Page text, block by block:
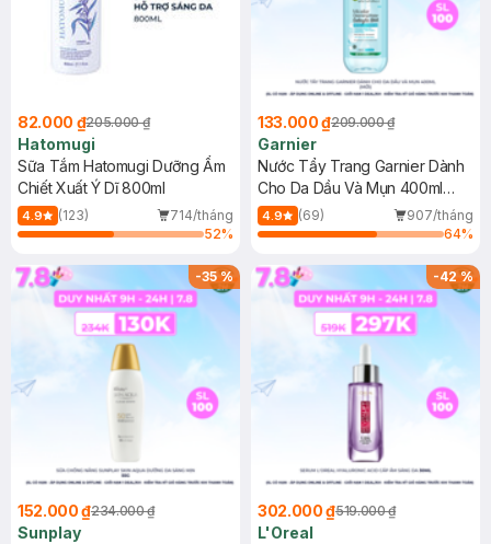
82.000 ₫205.000 ₫
Hatomugi
Sữa Tắm Hatomugi Dưỡng Ẩm
Chiết Xuất Ý Dĩ 800ml
4.9 (123)
714/tháng
52%
133.000 ₫209.000 ₫
Garnier
Nước Tẩy Trang Garnier Dành
Cho Da Dầu Và Mụn 400ml
(Mới)
4.9 (69)
907/tháng
64%
-35%
152.000 ₫234.000 ₫
Sunplay
-42%
302.000 ₫519.000 ₫
L'Oreal